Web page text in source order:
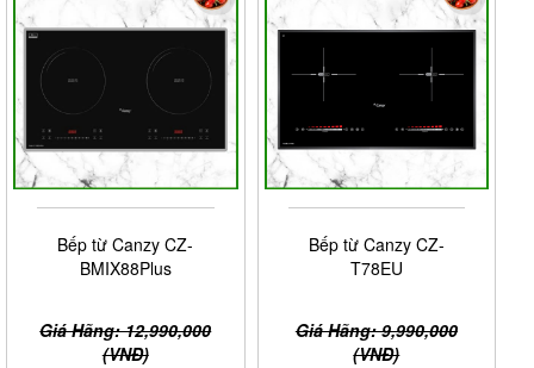
Bếp từ Canzy CZ-
BMIX88Plus
Giá Hãng: 12,990,000
(VNĐ)
Bếp từ Canzy CZ-
T78EU
Giá Hãng: 9,990,000
(VNĐ)